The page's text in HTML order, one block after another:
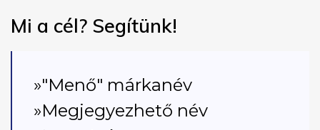
Mi a cél? Segítünk!
»"Menő" márkanév
»Megjegyezhető név